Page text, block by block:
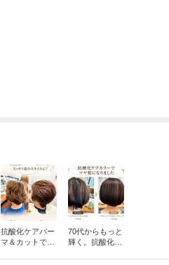
抗酸化ケアパー
マ＆カットで、
70代からもっと
輝く。抗酸化ケ